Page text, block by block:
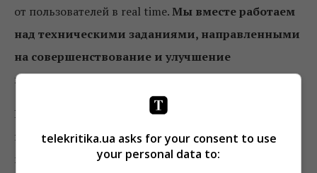
от пользователей в real time.Мы вместе работаем
над техническими заданиями, направленными
на совершенствование и улучшение
приложения KIVI TV.
Касательно видения, то рынок Pау TV –
перспективное направление отрасли. Качественный
контент, который удовлетворит непростые
telekritika.ua asks for your consent to use
your personal data to: